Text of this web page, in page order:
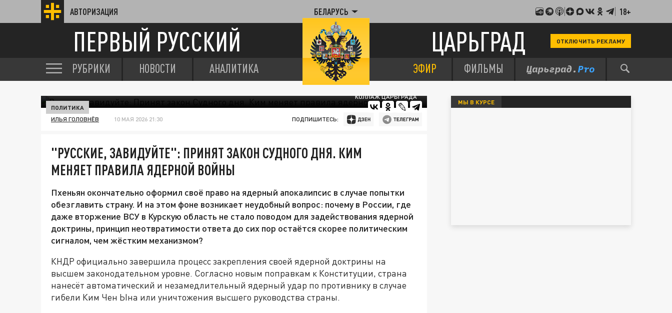
АВТОРИЗАЦИЯ БЕЛАРУСЬ 18+
ПЕРВЫЙ РУССКИЙ ЦАРЬГРАД ОТКЛЮЧИТЬ РЕКЛАМУ
РУБРИКИ НОВОСТИ АНАЛИТИКА ЭФИР ФИЛЬМЫ
КОЛЛАЖ ЦАРЬГРАДА
ПОЛИТИКА
ИЛЬЯ ГОЛОВНЁВ 10 МАЯ 2026 21:30 ПОДПИШИТЕСЬ:
"РУССКИЕ, ЗАВИДУЙТЕ": ПРИНЯТ ЗАКОН СУДНОГО ДНЯ. КИМ
МЕНЯЕТ ПРАВИЛА ЯДЕРНОЙ ВОЙНЫ
Пхеньян окончательно оформил своё право на ядерный апокалипсис в случае попытки
обезглавить страну. И на этом фоне возникает неудобный вопрос: почему в России, где
даже вторжение ВСУ в Курскую область не стало поводом для задействования ядерной
доктрины, принцип неотвратимости ответа до сих пор остаётся скорее политическим
сигналом, чем жёстким механизмом?
КНДР официально завершила процесс закрепления своей ядерной доктрины на
высшем законодательном уровне. Согласно новым поправкам к Конституции, страна
нанесёт автоматический и незамедлительный ядерный удар по противнику в случае
гибели Ким Чен Ына или уничтожения высшего руководства страны.
МЫ В КУРСЕ